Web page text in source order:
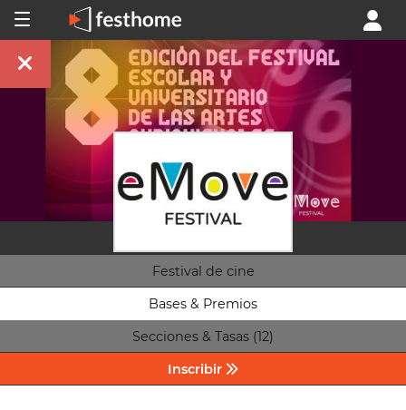
Festival de cine
Bases & Premios
Secciones & Tasas (12)
Inscribir